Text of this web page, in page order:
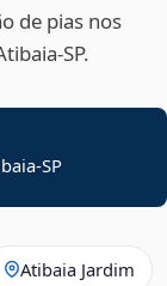
de pias nos
SP
Atibaia Jardim